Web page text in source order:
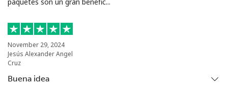
Turks And Caicos Islands
Línea fija ⁦28.9¢⁩
Celular
November 29, 2024
Jesús Alexander Angel
Cruz
Buena idea